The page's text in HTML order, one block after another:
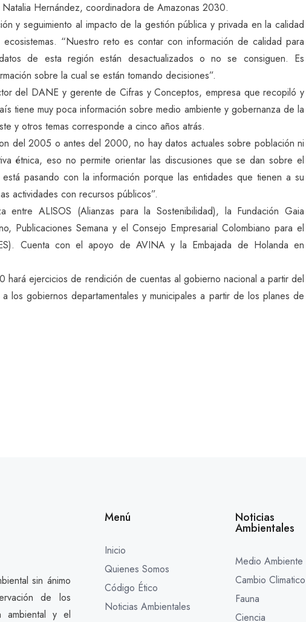
Hernández, coordinadora de Amazonas 2030.
y seguimiento al impacto de la gestión pública y privada en la calidad
“Nuestro reto es contar con información de calidad para
de esta región están desactualizados o no se consiguen. Es
sobre la cual se están tomando decisiones”.
del DANE y gerente de Cifras y Conceptos, empresa que recopiló y
tiene muy poca información sobre medio ambiente y gobernanza de la
y otros temas corresponde a cinco años atrás.
del 2005 o antes del 2000, no hay datos actuales sobre población ni
étnica, eso no permite orientar las discusiones que se dan sobre el
pasando con la información porque las entidades que tienen a su
actividades con recursos públicos”.
entre ALISOS (Alianzas para la Sostenibilidad), la Fundación Gaia
Publicaciones Semana y el Consejo Empresarial Colombiano para el
Cuenta con el apoyo de AVINA y la Embajada de Holanda en
hará ejercicios de rendición de cuentas al gobierno nacional a partir del
los gobiernos departamentales y municipales a partir de los planes de
sin ánimo
de los
ambiental y el
Menú
Inicio
Quienes Somos
Código Ético
Noticias Ambientales
Noticias
Ambientales
Medio Ambiente
Cambio Climatico
Fauna
Ciencia